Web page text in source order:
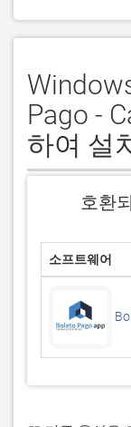
Pago -
하여 설
호환
소프트웨어